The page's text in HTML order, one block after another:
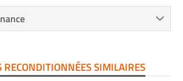
RECONDITIONNÉES SIMILAIRES